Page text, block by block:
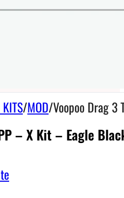
/MOD/Voopoo Drag
– X Kit – Eagle